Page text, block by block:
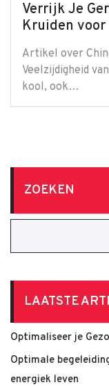
Verrijk Je
Kruiden voor
Artikel over
Veelzijdigheid
kool, ook…
ZOEKEN
LAATSTE
Optimaliseer je
Optimale
energiek leven